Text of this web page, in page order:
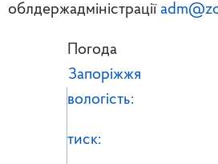
облдержадміністрації
Погода
Запоріжжя
вологість:
тиск: